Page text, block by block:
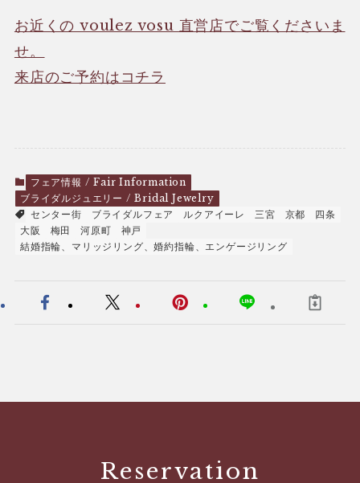
お近くの voulez vosu 直営店でご覧くださいま
せ。
来店のご予約はコチラ
フェア情報 / Fair Information
ブライダルジュエリー / Bridal Jewelry
センター街
ブライダルフェア ルクアイーレ 三宮 京都
四条
大阪
梅田 河原町
神戸
結婚指輪、マリッジリング、婚約指輪、エンゲージリング
Reservation